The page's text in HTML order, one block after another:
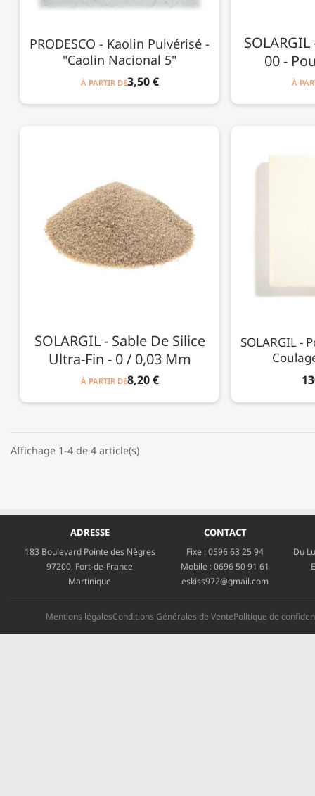
PRODESCO - Kaolin Pulvérisé -
"Caolin Nacional 5"
À PARTIR DE3,50 €
00 -
À
SOLARGIL - Sable De Silice
Ultra-Fin - 0 / 0,03 Mm
À PARTIR DE8,20 €
SOLARGIL -
Affichage 1-4 de 4 article(s)
ADRESSE
183 Boulevard Pointe des Nègres
97200, Fort-de-France
Martinique
CONTACT
Fixe :0596 63 25 94
Mobile :0696 50 91 61
eskiss972@gmail.com
Du
Mentions légalesConditions Générales de VentePolitique de